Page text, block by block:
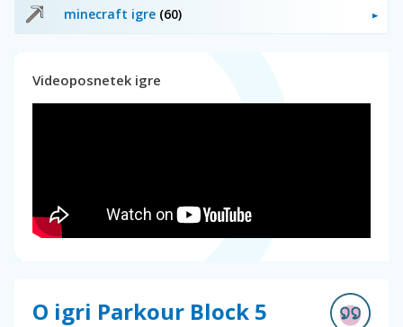
minecraft igre (60)
Videoposnetek igre
O igri Parkour Block 5